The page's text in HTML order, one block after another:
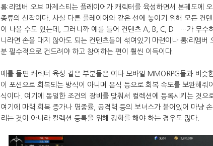
롬:리멤버 오브 마제스티는 플레이어가 캐릭터를 육성하면서 본궤도에
종류의 신작이다. 사실 다른 플레이어와 같은 선에 놓이기 위해 모든 컨
이 나올 수도 있는데, 그러니까 예를 들어 컨텐츠 A, B, C, D……가 무수
니라면 손을 대지 않아도 되는 컨텐츠들이 섞여있기 마련이나 롬:리멤버
분 필수적으로 건드려야 하고 참여하는 편이 훨씬 이득이다.
예를 들면 캐릭터 육성 같은 부분들은 여타 모바일 MMORPG들과 비슷
이 포션으로 회복되는 방식이 아니며 음식 등으로 회복 속도를 보완해줘
식이다. 여기에 동일한 조건의 장비를 맞춰서 컬렉션에 등록시키는 것으
여기에 마력 회복 증가나 명중률, 공격력 등의 보너스가 붙어있어 마냥
리는 것이 아니라 컬렉션 등록을 위해 강화를 해야 하는 경우도 많다.